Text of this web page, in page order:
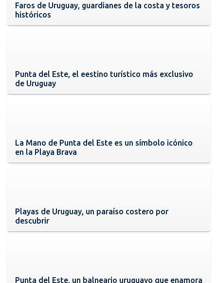
Faros de Uruguay, guardianes de la costa y tesoros
históricos
Punta del Este, el eestino turístico más exclusivo
de Uruguay
La Mano de Punta del Este es un símbolo icónico
en la Playa Brava
Playas de Uruguay, un paraíso costero por
descubrir
Punta del Este, un balneario uruguayo que enamora